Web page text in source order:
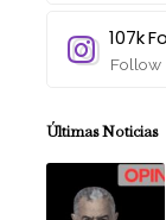
107k
Follow
Últimas Noticias